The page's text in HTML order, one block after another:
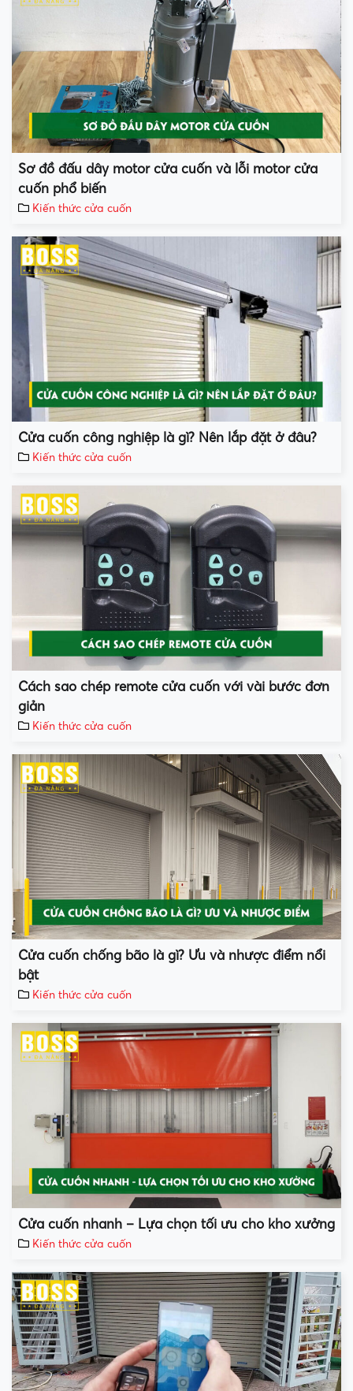
Sơ đồ đấu dây motor cửa cuốn và lỗi motor cửa
cuốn phổ biến
Kiến thức cửa cuốn
Cửa cuốn công nghiệp là gì? Nên lắp đặt ở đâu?
Kiến thức cửa cuốn
Cách sao chép remote cửa cuốn với vài bước đơn
giản
Kiến thức cửa cuốn
Cửa cuốn chống bão là gì? Ưu và nhược điểm nổi
bật
Kiến thức cửa cuốn
Cửa cuốn nhanh – Lựa chọn tối ưu cho kho xưởng
Kiến thức cửa cuốn